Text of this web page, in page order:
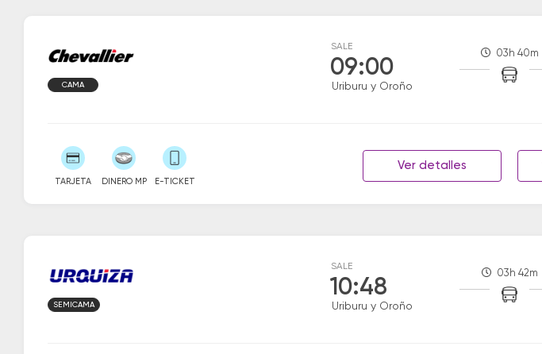
SALE
09:00
Uriburu y Oroño
03h 40m
CAMA
TARJETA DINERO MP E-TICKET
Ver detalles
SALE
10:48
Uriburu y Oroño
03h 42m
SEMICAMA